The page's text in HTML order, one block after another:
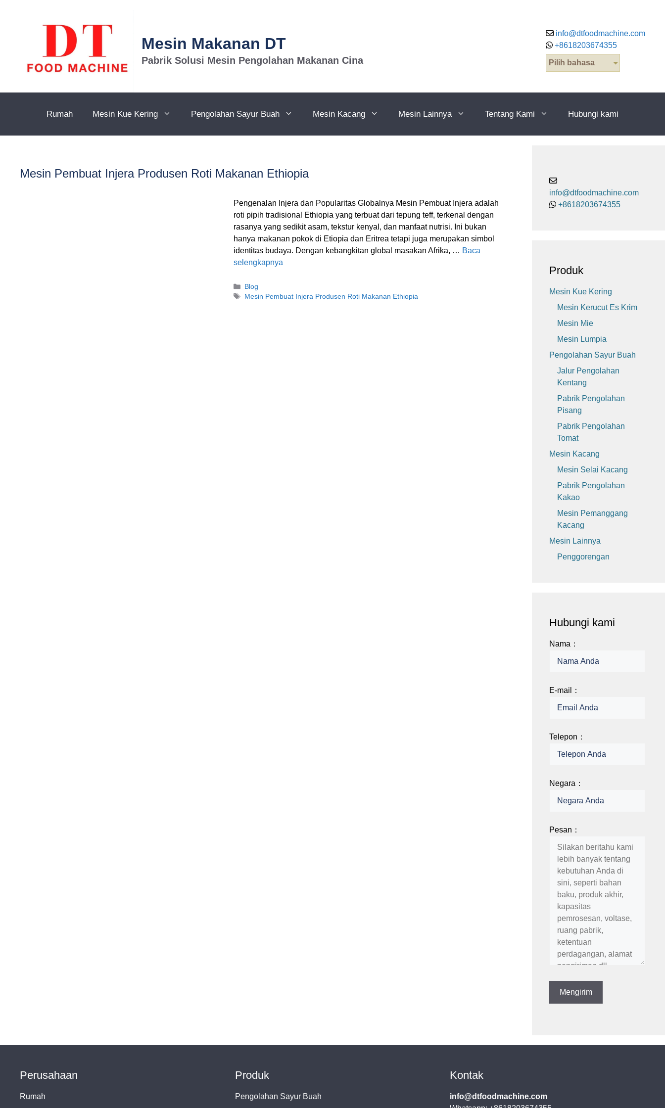
Mesin Makanan DT
Pabrik Solusi Mesin Pengolahan Makanan Cina
info@dtfoodmachine.com
+8618203674355
Pilih bahasa
Rumah Mesin Kue Kering Pengolahan Sayur Buah Mesin Kacang Mesin Lainnya Tentang Kami Hubungi kami
Mesin Pembuat Injera Produsen Roti Makanan Ethiopia
Pengenalan Injera dan Popularitas Globalnya Mesin Pembuat Injera adalah
roti pipih tradisional Ethiopia yang terbuat dari tepung teff, terkenal dengan
rasanya yang sedikit asam, tekstur kenyal, dan manfaat nutrisi. Ini bukan
hanya makanan pokok di Etiopia dan Eritrea tetapi juga merupakan simbol
identitas budaya. Dengan kebangkitan global masakan Afrika, … Baca
selengkapnya
Kategori
Blog
Tag
Mesin Pembuat Injera Produsen Roti Makanan Ethiopia
info@dtfoodmachine.com
+8618203674355
Produk
Mesin Kue Kering
Mesin Kerucut Es Krim
Mesin Mie
Mesin Lumpia
Pengolahan Sayur Buah
Jalur Pengolahan
Kentang
Pabrik Pengolahan
Pisang
Pabrik Pengolahan
Tomat
Mesin Kacang
Mesin Selai Kacang
Pabrik Pengolahan
Kakao
Mesin Pemanggang
Kacang
Mesin Lainnya
Penggorengan
Hubungi kami
Nama：
E-mail：
Telepon：
Negara：
Pesan：
Perusahaan
Rumah
Produk
Pengolahan Sayur Buah
Kontak
info@dtfoodmachine.com